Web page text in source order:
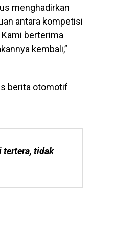
menghadirkan
antara kompetisi
berterima
kembali,”
berita otomotif
tertera, tidak